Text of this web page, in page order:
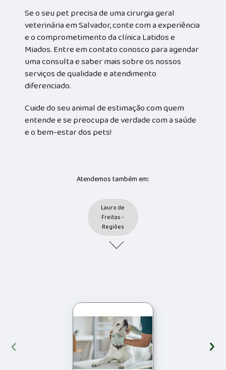
Se o seu pet precisa de uma cirurgia geral
veterinária em Salvador, conte com a experiência
e o comprometimento da clínica Latidos e
Miados. Entre em contato conosco para agendar
uma consulta e saber mais sobre os nossos
serviços de qualidade e atendimento
diferenciado.
Cuide do seu animal de estimação com quem
entende e se preocupa de verdade com a saúde
e o bem-estar dos pets!
Atendemos também em:
Lauro de
Freitas -
Regiões
‹ ›